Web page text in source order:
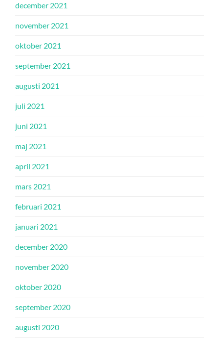
december 2021
november 2021
oktober 2021
september 2021
augusti 2021
juli 2021
juni 2021
maj 2021
april 2021
mars 2021
februari 2021
januari 2021
december 2020
november 2020
oktober 2020
september 2020
augusti 2020